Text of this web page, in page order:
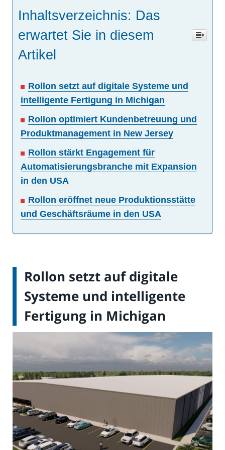
Inhaltsverzeichnis: Das
erwartet Sie in diesem
Artikel
Rollon setzt auf digitale Systeme und
intelligente Fertigung in Michigan
Rollon optimiert Kundenbetreuung und
Produktmanagement in New Jersey
Rollon stärkt Engagement für
Automatisierungsbranche mit Expansion
in den USA
Rollon eröffnet neue Produktionsstätte
und Geschäftsräume in den USA
Rollon setzt auf digitale
Systeme und intelligente
Fertigung in Michigan